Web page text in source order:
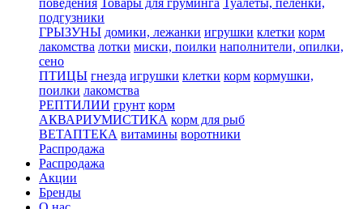
поведения Товары для груминга Туалеты, пеленки,
подгузники
ГРЫЗУНЫ домики, лежанки игрушки клетки корм
лакомства лотки миски, поилки наполнители, опилки,
сено
ПТИЦЫ гнезда игрушки клетки корм кормушки,
поилки лакомства
РЕПТИЛИИ грунт корм
АКВАРИУМИСТИКА корм для рыб
ВЕТАПТЕКА витамины воротники
Распродажа
Распродажа
Акции
Бренды